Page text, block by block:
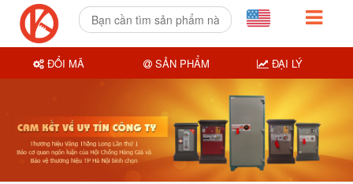
ĐỔI MÃ SẢN PHẨM ĐẠI LÝ